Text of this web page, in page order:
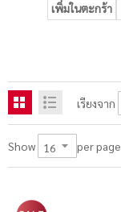
เพิ่มในตะกร้า
เรียงจาก
Show per page